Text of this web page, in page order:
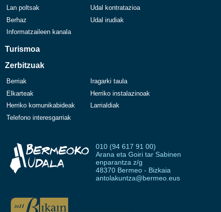
Lan poltsak
Udal kontratazioa
Berhaz
Udal irudiak
Informatzaileen kanala
Turismoa
Zerbitzuak
Berriak
Iragarki taula
Elkarteak
Herriko instalazinoak
Herriko komunikabideak
Larrialdiak
Telefono interesgarriak
010 (94 617 91 00)
Arana eta Goiri tar Sabinen
enparantza z/g
48370 Bermeo - Bizkaia
antolakuntza@bermeo.eus